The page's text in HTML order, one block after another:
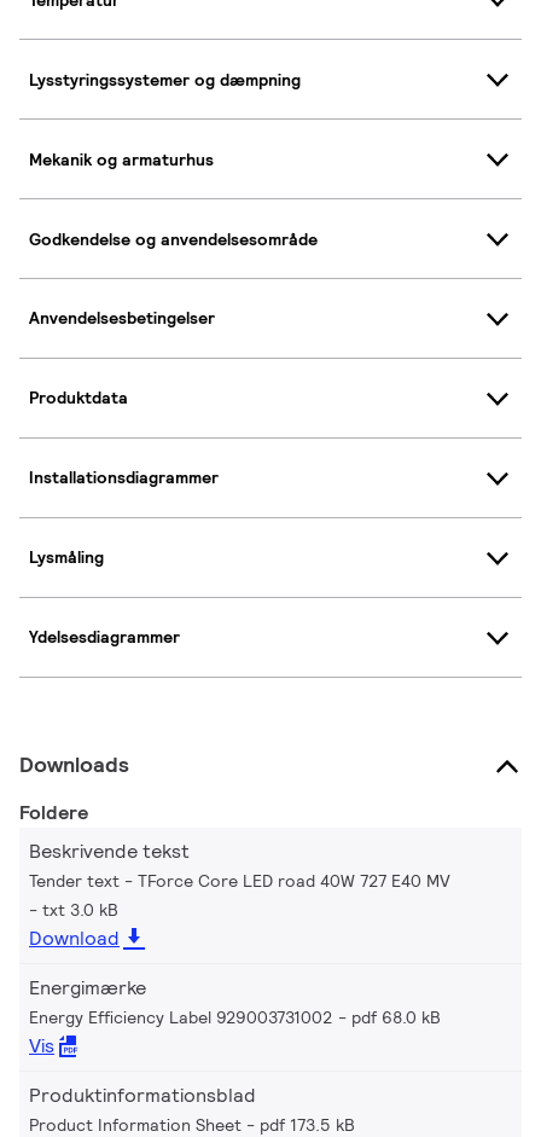
Lysstyringssystemer og dæmpning
Mekanik og armaturhus
Godkendelse og anvendelsesområde
Anvendelsesbetingelser
Produktdata
Installationsdiagrammer
Lysmåling
Ydelsesdiagrammer
Downloads
Foldere
Beskrivende tekst
Tender text - TForce Core LED road 40W 727 E40 MV
txt 3.0 kB
Download
Energimærke
Energy Efficiency Label 929003731002 pdf 68.0 kB
Vis
Produktinformationsblad
Product Information Sheet pdf 173.5 kB